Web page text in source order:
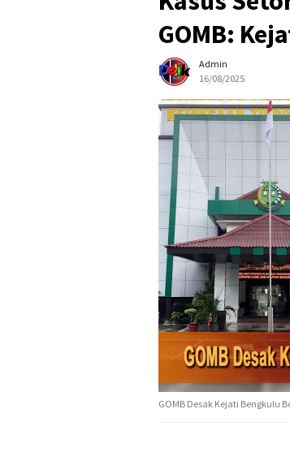
GOMB:
Admin
16/08/2025
GOMB Desak Kejati Bengkulu